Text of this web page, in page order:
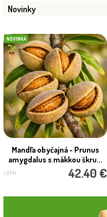
Novinky
NOVINKA
Mandľa obyčajná - Prunus
amygdalus s mäkkou škru...
s DPH 42.40 €